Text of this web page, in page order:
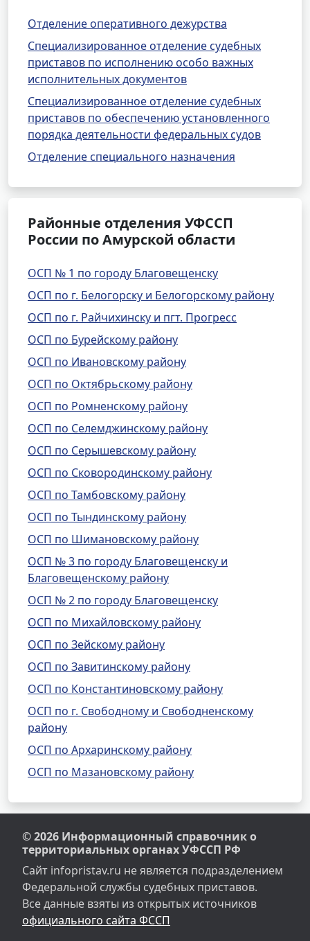
Отделение оперативного дежурства
Специализированное отделение судебных
приставов по исполнению особо важных
исполнительных документов
Специализированное отделение судебных
приставов по обеспечению установленного
порядка деятельности федеральных судов
Отделение специального назначения
Районные отделения УФССП
России по Амурской области
ОСП № 1 по городу Благовещенску
ОСП по г. Белогорску и Белогорскому району
ОСП по г. Райчихинску и пгт. Прогресс
ОСП по Бурейскому району
ОСП по Ивановскому району
ОСП по Октябрьскому району
ОСП по Ромненскому району
ОСП по Селемджинскому району
ОСП по Серышевскому району
ОСП по Сковородинскому району
ОСП по Тамбовскому району
ОСП по Тындинскому району
ОСП по Шимановскому району
ОСП № 3 по городу Благовещенску и
Благовещенскому району
ОСП № 2 по городу Благовещенску
ОСП по Михайловскому району
ОСП по Зейскому району
ОСП по Завитинскому району
ОСП по Константиновскому району
ОСП по г. Свободному и Свободненскому
району
ОСП по Архаринскому району
ОСП по Мазановскому району
© 2026 Информационный справочник о
территориальных органах УФССП РФ
Сайт infopristav.ru не является подразделением
Федеральной службы судебных приставов.
Все данные взяты из открытых источников
официального сайта ФССП